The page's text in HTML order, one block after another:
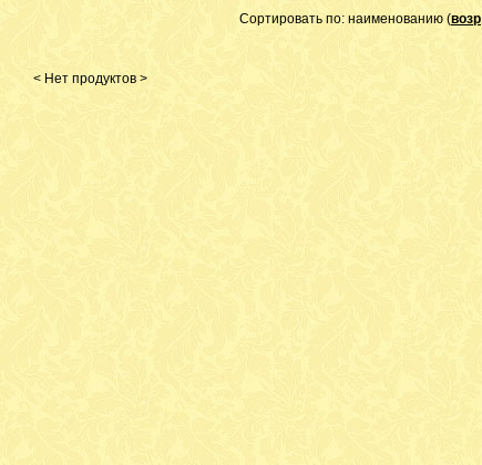
Сортировать по: наименованию (возр
< Нет продуктов >